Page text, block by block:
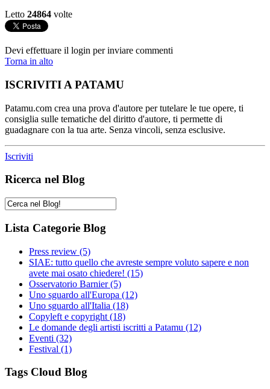
Letto 24864 volte
Devi effettuare il login per inviare commenti
Torna in alto
ISCRIVITI A PATAMU
Patamu.com crea una prova d'autore per tutelare le tue opere, ti
consiglia sulle tematiche del diritto d'autore, ti permette di
guadagnare con la tua arte. Senza vincoli, senza esclusive.
Iscriviti
Ricerca nel Blog
Lista Categorie Blog
Press review (5)
SIAE: tutto quello che avreste sempre voluto sapere e non
avete mai osato chiedere! (15)
Osservatorio Barnier(5)
Uno sguardo all'Europa (12)
Uno sguardo all'Italia (18)
Copyleft e copyright (18)
Le domande degli artisti iscritti a Patamu (12)
Eventi (32)
Festival (1)
Tags Cloud Blog